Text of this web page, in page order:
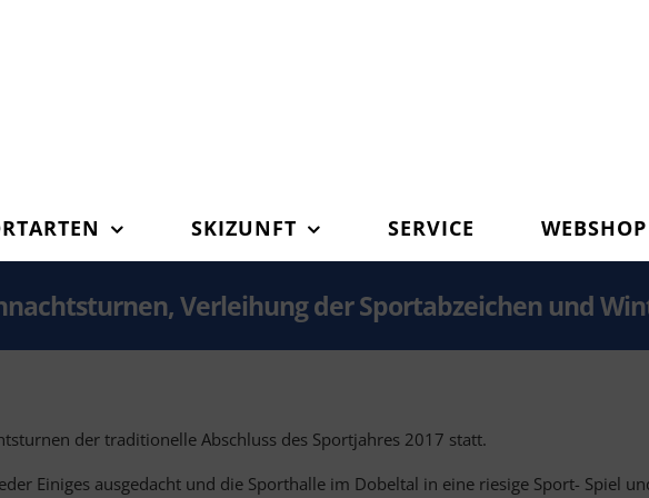
SKIZUNFT SERVICE WEBSHOP
Verleihung der Sportabzeichen und
der traditionelle Abschluss des Sportjahres 2017 statt.
Einiges ausgedacht und die Sporthalle im Dobeltal in eine riesige Sport- Spiel